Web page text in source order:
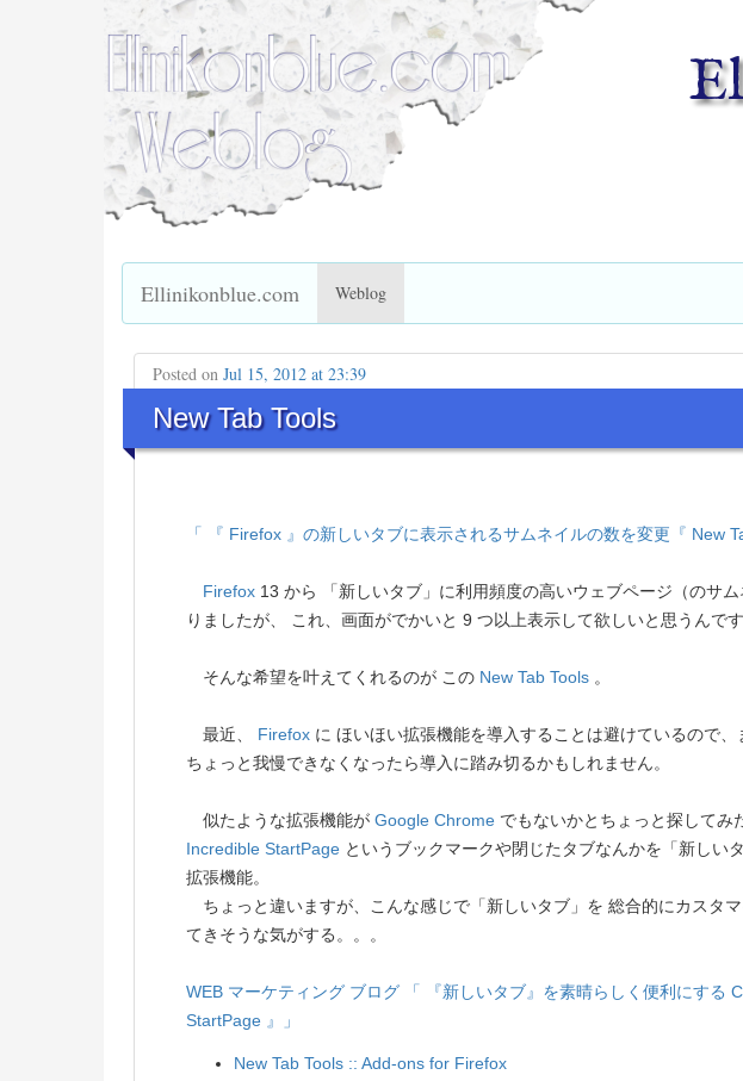
Ellinikonblue.com Weblog
Posted on Jul 15, 2012 at 23:39
New Tab Tools
「 『 Firefox 』の新しいタブに表示されるサムネイルの数を変更『 New
Firefox 13 から 「新しいタブ」に利用頻度の高いウェブページ（のサ
りましたが、 これ、画面がでかいと 9 つ以上表示して欲しいと思うんです
そんな希望を叶えてくれるのが この New Tab Tools 。
最近、 Firefox に ほいほい拡張機能を導入することは避けているので、
ちょっと我慢できなくなったら導入に踏み切るかもしれません。
似たような拡張機能が Google Chrome でもないかとちょっと探してみ
Incredible StartPage というブックマークや閉じたタブなんかを「新しい
拡張機能。
ちょっと違いますが、こんな感じで「新しいタブ」を 総合的にカスタ
てきそうな気がする。。。
WEB マーケティング ブログ
「 『新しいタブ』を素晴らしく便利にする
StartPage 』」
New Tab Tools :: Add-ons for Firefox